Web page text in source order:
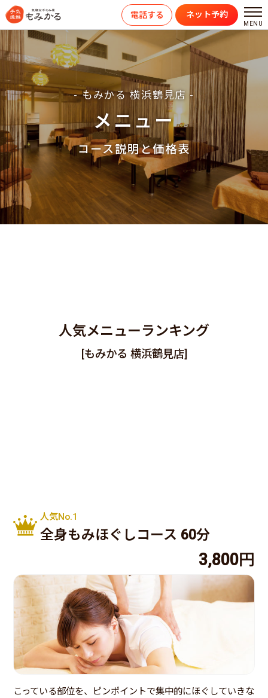
電話する ネット予約
- もみかる 横浜鶴見店 -
メニュー
コース説明と価格表
人気メニューランキング
[もみかる 横浜鶴見店]
人気No.1
全身もみほぐしコース 60分
3,800円
こっている部位を、ピンポイントで集中的にほぐしていきな